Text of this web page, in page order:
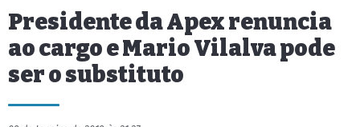
Presidente da Apex renuncia
ao cargo e Mario Vilalva pode
ser o substituto